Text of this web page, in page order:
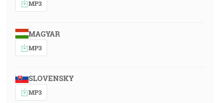
MP3
MAGYAR
MP3
SLOVENSKY
MP3